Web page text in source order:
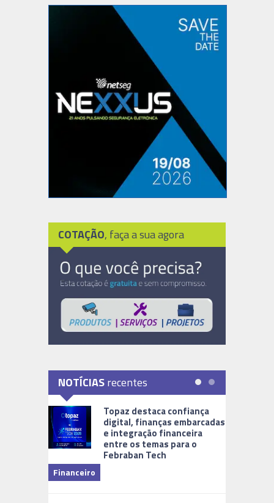
COTAÇÃO, faça a sua agora
NOTÍCIASrecentes
Topaz destaca confiança
digital, finanças embarcadas
e integração financeira
entre os temas para o
Febraban Tech
Financeiro